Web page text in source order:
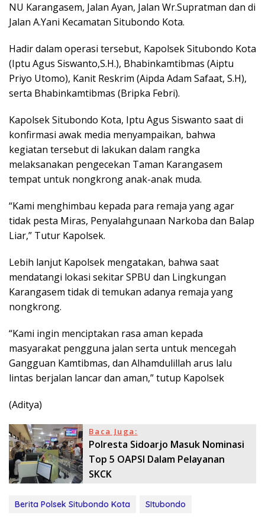
NU Karangasem, Jalan Ayan, Jalan Wr.Supratman dan di
Jalan A.Yani Kecamatan Situbondo Kota.
Hadir dalam operasi tersebut, Kapolsek Situbondo Kota
(Iptu Agus Siswanto,S.H.), Bhabinkamtibmas (Aiptu
Priyo Utomo), Kanit Reskrim (Aipda Adam Safaat, S.H),
serta Bhabinkamtibmas (Bripka Febri).
Kapolsek Situbondo Kota, Iptu Agus Siswanto saat di
konfirmasi awak media menyampaikan, bahwa
kegiatan tersebut di lakukan dalam rangka
melaksanakan pengecekan Taman Karangasem
tempat untuk nongkrong anak-anak muda.
“Kami menghimbau kepada para remaja yang agar
tidak pesta Miras, Penyalahgunaan Narkoba dan Balap
Liar,” Tutur Kapolsek.
Lebih lanjut Kapolsek mengatakan, bahwa saat
mendatangi lokasi sekitar SPBU dan Lingkungan
Karangasem tidak di temukan adanya remaja yang
nongkrong.
“Kami ingin menciptakan rasa aman kepada
masyarakat pengguna jalan serta untuk mencegah
Gangguan Kamtibmas, dan Alhamdulillah arus lalu
lintas berjalan lancar dan aman,” tutup Kapolsek
(Aditya)
Baca Juga:
Polresta Sidoarjo Masuk Nominasi
Top 5 OAPSI Dalam Pelayanan
SKCK
Berita Polsek Situbondo Kota SItubondo